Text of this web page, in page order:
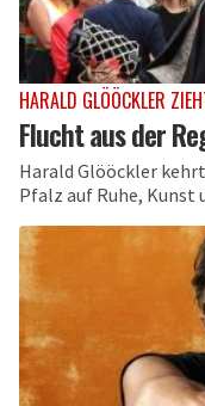
HARALD GLÖÖCKLER
Flucht aus der
Harald Glööckler
Pfalz auf Ruhe, Kunst